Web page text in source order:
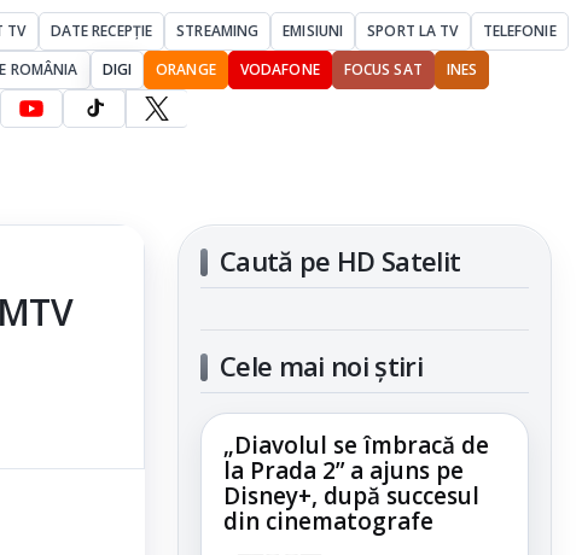
TV DATE RECEPȚIE STREAMING EMISIUNI SPORT LA TV
TELEFONIE
ROMÂNIA DIGI ORANGE VODAFONE FOCUS SAT
INES
Caută pe HD Satelit
Cele mai noi știri
„Diavolul se îmbracă de
la Prada 2” a ajuns pe
Disney+, după succesul
din cinematografe